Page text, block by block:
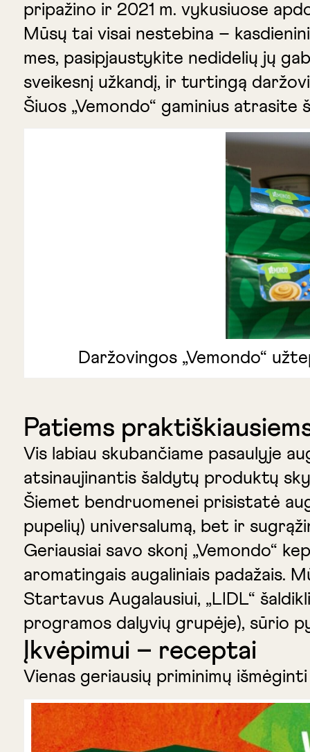
pripažino ir 2021 m. vykusiuose
Mūsų tai visai nestebina –
mes, pasipjaustykite nedidelių jų
sveikesnį užkandį, ir turtingą
Šiuos „Vemondo“ gaminius atrasite
Daržovingos „Vemondo“
Patiems
Vis labiau skubančiame pasaulyje
atsinaujinantis šaldytų produktų
Šiemet bendruomenei prisistatė
pupelių) universalumą, bet ir
Geriausiai savo skonį „Vemondo“
aromatingais augaliniais padažais.
Startavus Augalausiui, „LIDL“
programos dalyvių grupėje), sūrio
Įkvėpimui – receptai
Vienas geriausių priminimų